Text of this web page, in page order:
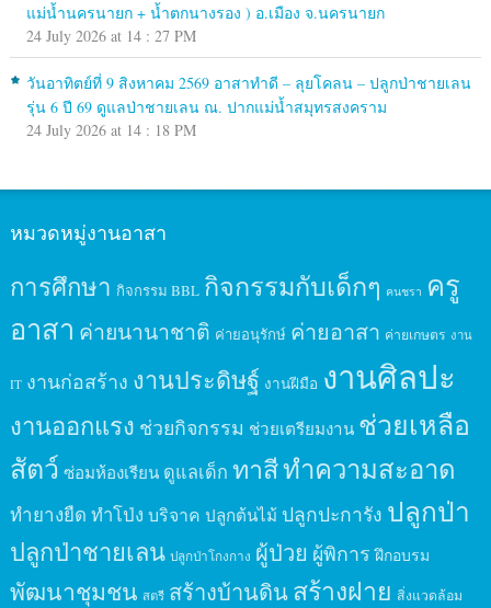
แม่น้ำนครนายก + น้ำตกนางรอง ) อ.เมือง จ.นครนายก
24 July 2026 at 14 : 27 PM
วันอาทิตย์ที่ 9 สิงหาคม 2569 อาสาทำดี – ลุยโคลน – ปลูกป่าชายเลน
รุ่น 6 ปี 69 ดูแลป่าชายเลน ณ. ปากแม่น้ำสมุทรสงคราม
24 July 2026 at 14 : 18 PM
หมวดหมู่งานอาสา
การศึกษา กิจกรรม BBL กิจกรรมกับเด็กๆ คนชรา ครู
อาสา ค่ายนานาชาติ ค่ายอนุรักษ์ ค่ายอาสา ค่ายเกษตร งาน
IT งานก่อสร้าง งานประดิษฐ์ งานฝีมือ งานศิลปะ
งานออกแรง ช่วยกิจกรรม ช่วยเตรียมงาน ช่วยเหลือ
สัตว์ ซ่อมห้องเรียน ดูแลเด็ก ทาสีทำความสะอาด
ทำยางยืด ทำโป่ง บริจาค ปลูกต้นไม้ ปลูกปะการัง ปลูกป่า
ปลูกป่าชายเลน ปลูกป่าโกงกาง ผู้ป่วย ผู้พิการ ฝึกอบรม
พัฒนาชุมชน สตรี สร้างบ้านดินสร้างฝาย สิ่งแวดล้อม